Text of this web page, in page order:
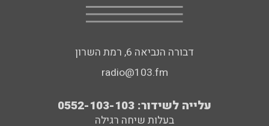
דבורה הנביאה 6, רמת השרון
radio@103.fm
עלייה לשידור: 0552-103-103
בעלות שיחה רגילה